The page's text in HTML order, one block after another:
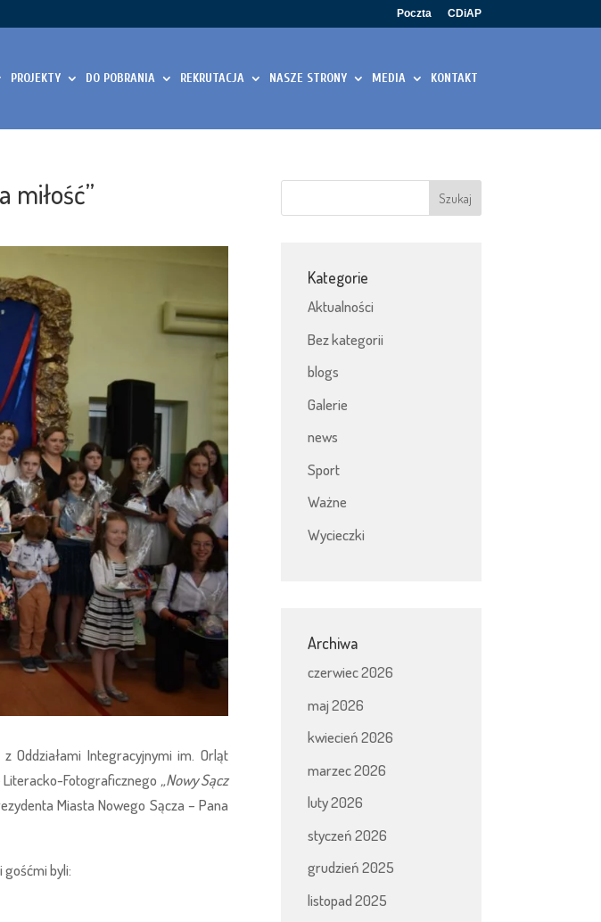
Poczta CDiAP
PROJEKTY DO POBRANIA REKRUTACJA NASZE STRONY MEDIA KONTAKT
miłość”
Oddziałami Integracyjnymi im. Orląt
Literacko-Fotograficznego „Nowy Sącz
Miasta Nowego Sącza – Pana
byli:
Kategorie
Aktualności
Bez kategorii
blogs
Galerie
news
Sport
Ważne
Wycieczki
Archiwa
czerwiec 2026
maj 2026
kwiecień 2026
marzec 2026
luty 2026
styczeń 2026
grudzień 2025
listopad 2025